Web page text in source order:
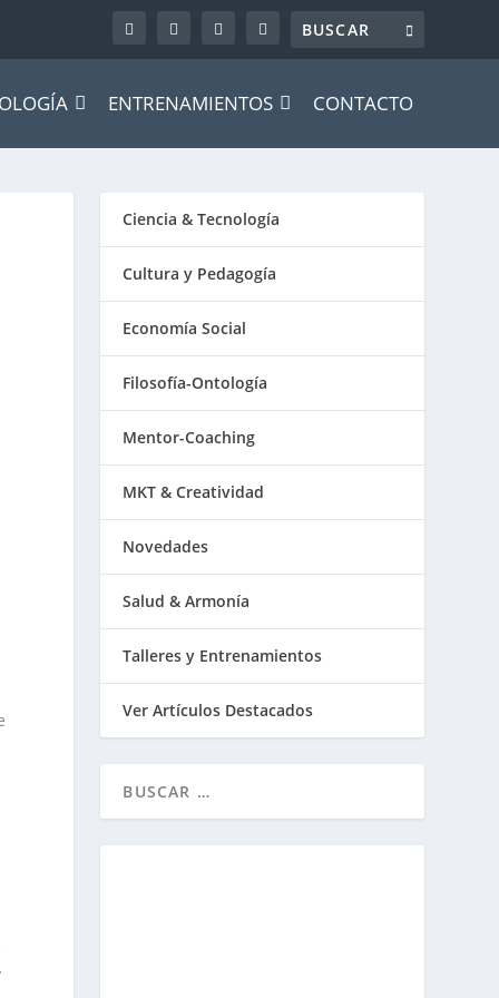
ENTRENAMIENTOS CONTACTO
Ciencia & Tecnología
Cultura y Pedagogía
Economía Social
Filosofía-Ontología
Mentor-Coaching
MKT & Creatividad
Novedades
Salud & Armonía
Talleres y Entrenamientos
Ver Artículos Destacados